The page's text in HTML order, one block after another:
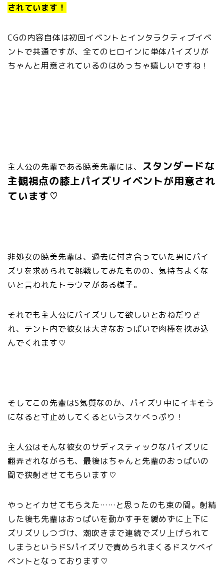
されています！
CGの内容自体は初回イベントとインタラクティブイベ
ントで共通ですが、全てのヒロインに単体パイズリが
ちゃんと用意されているのはめっちゃ嬉しいですね！
主人公の先輩である暁美先輩には、 スタンダードな
主観視点の膝上パイズリイベントが用意され
ています♡
非処女の暁美先輩は、過去に付き合っていた男にパイ
ズリを求められて挑戦してみたものの、気持ちよくな
いと言われたトラウマがある様子。
それでも主人公にパイズリして欲しいとおねだりさ
れ、テント内で彼女は大きなおっぱいで肉棒を挟み込
んでくれます♡
そしてこの先輩はS気質なのか、パイズリ中にイキそう
になると寸止めしてくるというスケベっぷり！
主人公はそんな彼女のサディスティックなパイズリに
翻弄されながらも、最後はちゃんと先輩のおっぱいの
間で狭射させてもらいます♡
やっとイカせてもらえた……と思ったのも束の間。射精
した後も先輩はおっぱいを動かす手を緩めずに上下に
ズリズリしつづけ、潮吹きまで連続でズリ上げられて
しまうというドSパイズリで責められまくるドスケベイ
ベントとなっております♡